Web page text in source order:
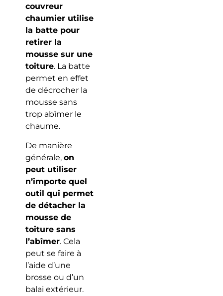
couvreur
chaumier utilise
la batte pour
retirer la
mousse sur une
toiture. La batte
permet en effet
de décrocher la
mousse sans
trop abîmer le
chaume.
De manière
générale, on
peut utiliser
n’importe quel
outil qui permet
de détacher la
mousse de
toiture sans
l’abîmer. Cela
peut se faire à
l’aide d’une
brosse ou d’un
balai extérieur.